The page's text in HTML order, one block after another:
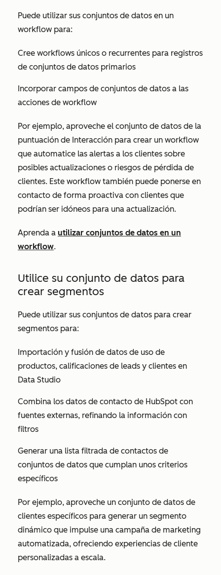
Puede utilizar sus conjuntos de datos en un
workflow para:
Cree workflows únicos o recurrentes para registros
de conjuntos de datos primarios
Incorporar campos de conjuntos de datos a las
acciones de workflow
Por ejemplo, aproveche el conjunto de datos de la
puntuación de Interacción para crear un workflow
que automatice las alertas a los clientes sobre
posibles actualizaciones o riesgos de pérdida de
clientes. Este workflow también puede ponerse en
contacto de forma proactiva con clientes que
podrían ser idóneos para una actualización.
Aprenda a utilizar conjuntos de datos en un
workflow.
Utilice su conjunto de datos para
crear segmentos
Puede utilizar sus conjuntos de datos para crear
segmentos para:
Importación y fusión de datos de uso de
productos, calificaciones de leads y clientes en
Data Studio
Combina los datos de contacto de HubSpot con
fuentes externas, refinando la información con
filtros
Generar una lista filtrada de contactos de
conjuntos de datos que cumplan unos criterios
específicos
Por ejemplo, aproveche un conjunto de datos de
clientes específicos para generar un segmento
dinámico que impulse una campaña de marketing
automatizada, ofreciendo experiencias de cliente
personalizadas a escala.